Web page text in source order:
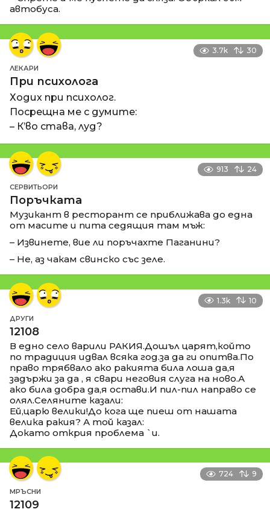
автобуса.
3.7k 30
ЛЕКАРИ
При психолога
Ходих при психолог.
Посрещна ме с думите:
– К’во става, луд?
913 24
СЕРВИТЬОРИ
Поръчката
Музикант в ресторант се приближава до една
от масите и пита седящия там мъж:
– Извинете, вие ли поръчахте Паганини?
– Не, аз чакам свинско със зеле.
1.3k 10
ДРУГИ
12108
В едно село варили РАКИЯ.Дошъл царят,който
по традиция идвал всяка год.за да ги опитва.По
право трябвало ако ракията била лоша да,я
задържи за да , я свари неговия слуга на ново.А
ако била добра да,я остави.И пил-пил направо се
олял.Селяните казали:
Ей,царю велики!До кога ще пиеш от нашата
велика ракия? А той казал:
Докато открия проблема `и.
724 9
МРЪСНИ
12109